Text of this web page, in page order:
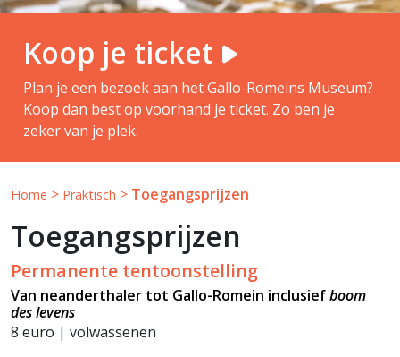
Home > Praktisch > Toegangsprijzen
Toegangsprijzen
Koop je ticket
Plan je een bezoek aan het Gallo-Romeins Museum?
Koop dan best op voorhand je ticket. Zo ben je
zeker van je plek.
Permanente tentoonstelling
Van neanderthaler tot Gallo-Romein inclusiefboom
des levens
8 euro | volwassenen